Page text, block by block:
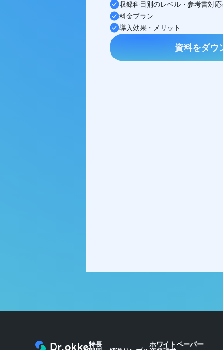
収録科目別のレベル・参考書対応
料金プラン
導入効果・メリット
資料をダウ
特長
ホワイトペーパー